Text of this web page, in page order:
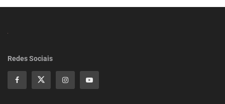
Redes Sociais